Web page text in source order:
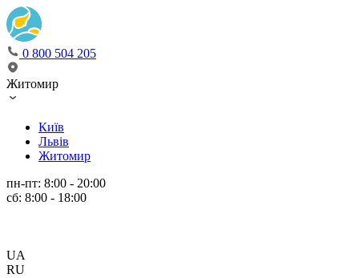
0 800 504 205
Житомир
Київ
Львів
Житомир
пн-пт: 8:00 - 20:00
сб: 8:00 - 18:00
UA
RU